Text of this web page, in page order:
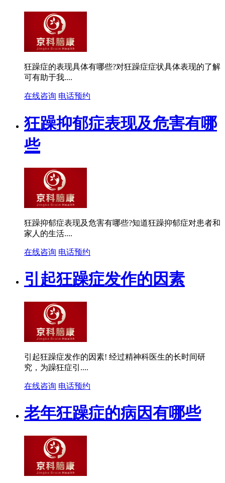
狂躁症的表现具体有哪些?对狂躁症症状具体表现的了解
可有助于我....
在线咨询 电话预约
狂躁抑郁症表现及危害有哪
些
狂躁抑郁症表现及危害有哪些?知道狂躁抑郁症对患者和
家人的生活....
在线咨询 电话预约
引起狂躁症发作的因素
引起狂躁症发作的因素! 经过精神科医生的长时间研
究，为躁狂症引....
在线咨询 电话预约
老年狂躁症的病因有哪些